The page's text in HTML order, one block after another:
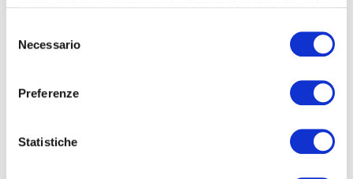
delNecessario
Preferenze
Statistiche